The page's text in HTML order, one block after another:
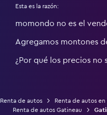
Esta es la razón:
momondo no es el
Agregamos montones
¿Por qué los precios no
Renta de autos Renta de autos en
Renta de autos Gatineau